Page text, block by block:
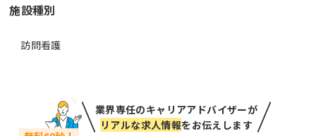
施設種別
訪問看護
業界専任のキャリアアドバイザーが
リアルな求人情報をお伝えします